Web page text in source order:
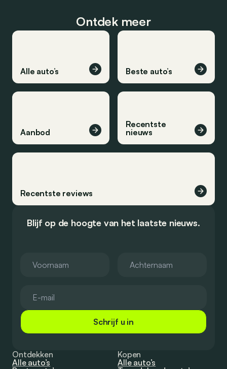
Ontdek meer
Alle auto’s Beste auto’s
Aanbod
Recentste
nieuws
Recentste reviews
Blijf op de hoogte van het laatste nieuws.
Schrijf u in
Ontdekken
Alle auto’s
Kopen
Alle auto’s